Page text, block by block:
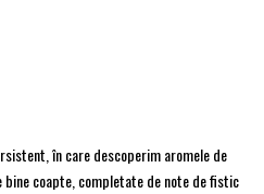
în care descoperim aromele de
coapte, completate de note de fistic